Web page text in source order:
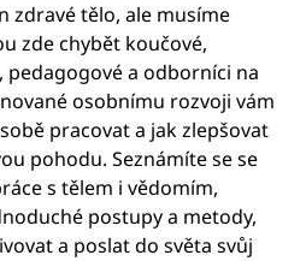
zdravé tělo, ale musíme
zde chybět koučové,
a odborníci na
osobnímu rozvoji vám
pracovat a jak zlepšovat
pohodu. Seznámíte se se
s tělem i vědomím,
postupy a metody,
a poslat do světa svůj